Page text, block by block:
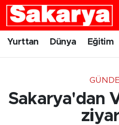
Yurttan Dünya Eğitim
Sakarya'dan
Yurttan
Eskişehir Nöbetçi
Eskişehir Trafik